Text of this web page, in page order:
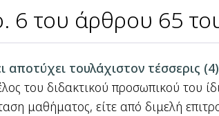
6 του άρθρου 65
αποτύχει τουλάχιστον τέσσερις
του διδακτικού προσωπικού του
μαθήματος, είτε από διμελή